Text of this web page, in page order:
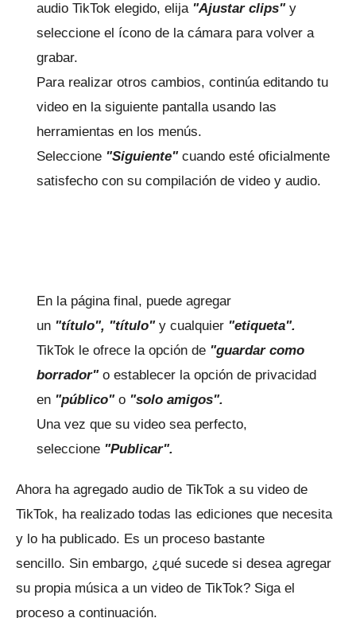
audio TikTok elegido, elija "Ajustar clips" y
seleccione el ícono de la cámara para volver a
grabar.
Para realizar otros cambios, continúa editando tu
video en la siguiente pantalla usando las
herramientas en los menús.
Seleccione "Siguiente" cuando esté oficialmente
satisfecho con su compilación de video y audio.
En la página final, puede agregar
un "título", "título" y cualquier "etiqueta".
TikTok le ofrece la opción de "guardar como
borrador" o establecer la opción de privacidad
en "público" o "solo amigos".
Una vez que su video sea perfecto,
seleccione "Publicar".
Ahora ha agregado audio de TikTok a su video de
TikTok, ha realizado todas las ediciones que necesita
y lo ha publicado. Es un proceso bastante
sencillo. Sin embargo, ¿qué sucede si desea agregar
su propia música a un video de TikTok? Siga el
proceso a continuación.